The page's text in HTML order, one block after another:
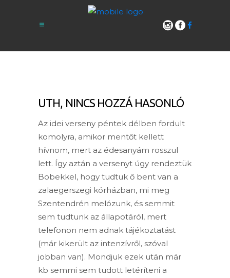
UTH, NINCS HOZZÁ HASONLÓ
Az idei verseny péntek délben fordult
komolyra, amikor mentőt kellett
hívnom, mert az édesanyám rosszul
lett. Így aztán a versenyt úgy rendeztük
Bobekkel, hogy tudtuk ő bent van a
zalaegerszegi kórházban, mi meg
Szentendrén melózunk, és semmit
sem tudtunk az állapotáról, mert
telefonon nem adnak tájékoztatást
(már kikerült az intenzívről, szóval
jobban van). Mondjuk ezek után már
kb semmi sem tudott letéríteni a